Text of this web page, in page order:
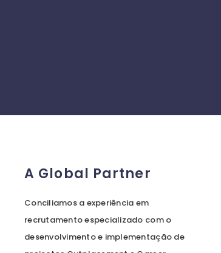
A Global Partner
Conciliamos a experiência em
recrutamento especializado com o
desenvolvimento e implementação de